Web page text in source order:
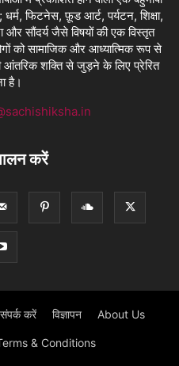
फिटनेस, फ़ूड आर्ट, पर्यटन, शिक्षा,
सौंदर्य जैसे विषयों की एक विस्तृत
को सामाजिक और आध्यात्मिक रूप से
आंतरिक शक्ति से जुड़ने के लिए प्रेरित
है।
करें
संपर्क करें विज्ञापन About Us
& Conditions